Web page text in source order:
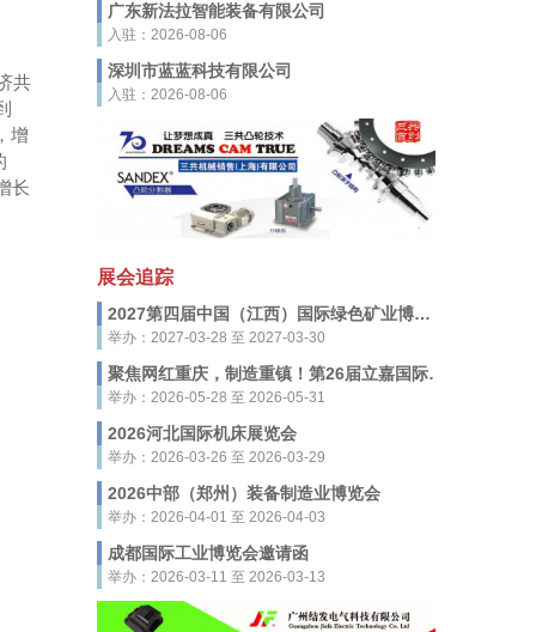
共
增
长
广东新法拉智能装备有限公司
入驻：2026-08-06
深圳市蓝蓝科技有限公司
入驻：2026-08-06
展会追踪
2027第四届中国（江西）国际绿色矿业博览会
举办：2027-03-28 至 2027-03-30
聚焦网红重庆，制造重镇！第26届立嘉国际智能装备展览会，5月28-31日启幕
举办：2026-05-28 至 2026-05-31
2026河北国际机床展览会
举办：2026-03-26 至 2026-03-29
2026中部（郑州）装备制造业博览会
举办：2026-04-01 至 2026-04-03
成都国际工业博览会邀请函
举办：2026-03-11 至 2026-03-13